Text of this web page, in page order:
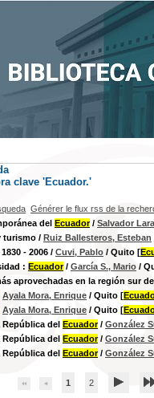
clave 'Ecuador.'
Générer le flux rss de la
del Ecuador/ Salvador
turismo / Ruiz Ballesteros, Esteban
- 2006 / Cuvi, Pablo / Quito [
: Ecuador/ García S., Mario /
aprovechadas en la región sur
Ayala Mora, Enrique / Quito [
Ayala Mora, Enrique / Quito [
República del Ecuador/ González
República del Ecuador/ González
República del Ecuador/ González
1 2